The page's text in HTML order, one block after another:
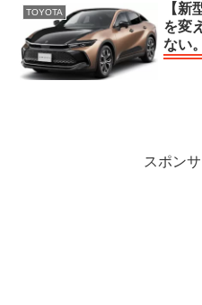
TOYOTA
【
を変
ない。
スポン